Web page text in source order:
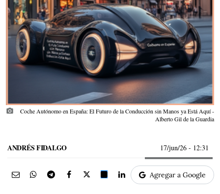
photo_camera
Coche Autónomo en España: El Futuro de la Conducción sin Manos ya Está Aquí -
Alberto Gil de la Guardia
ANDRÉS FIDALGO 17/jun/26 - 12:31
Agregar a Google